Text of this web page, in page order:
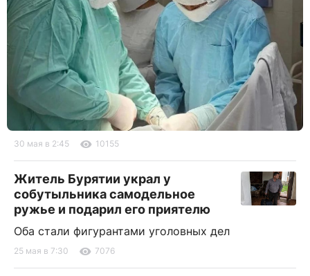
30 мая в 2:45 10155
Житель Бурятии украл у
собутыльника самодельное
ружье и подарил его приятелю
Оба стали фигурантами уголовных дел
25 мая в 7:30 7076